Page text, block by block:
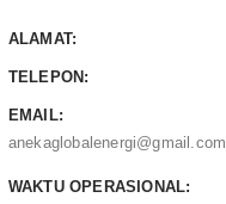
ALAMAT:
TELEPON:
EMAIL:
anekaglobalenergi@gmail.com
WAKTU OPERASIONAL: